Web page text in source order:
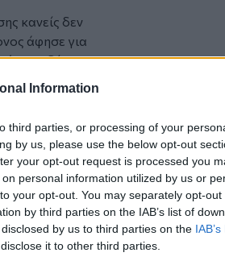
Information
third parties, or processing of your
by us, please use the below opt-out
your opt-out request is processed you
personal information utilized by us or
your opt-out. You may separately opt-out
by third parties on the IAB’s list of
by us to third parties on the
it to other third parties.
κανείς δεν
άφησε για
τους δύο
του που είχε